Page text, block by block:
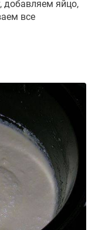
добавляем яйцо,
все